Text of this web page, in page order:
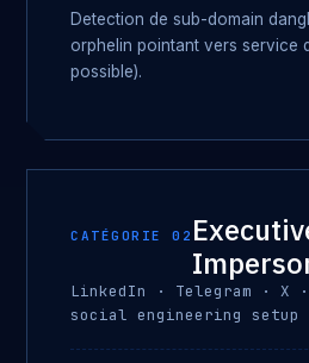
Detection de sub-domain
orphelin pointant vers service
possible).
CATÉGORIE 02
LinkedIn · Telegram · X ·
social engineering setup